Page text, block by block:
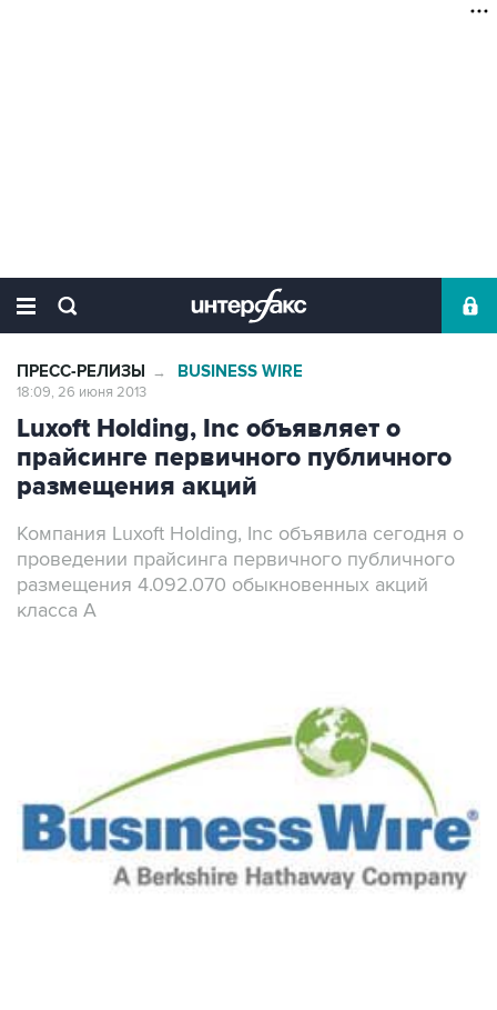
ПРЕСС-РЕЛИЗЫ → BUSINESS WIRE
18:09, 26 июня 2013
Luxoft Holding, Inc объявляет о
прайсинге первичного публичного
размещения акций
Компания Luxoft Holding, Inc объявила сегодня о
проведении прайсинга первичного публичного
размещения 4.092.070 обыкновенных акций
класса А